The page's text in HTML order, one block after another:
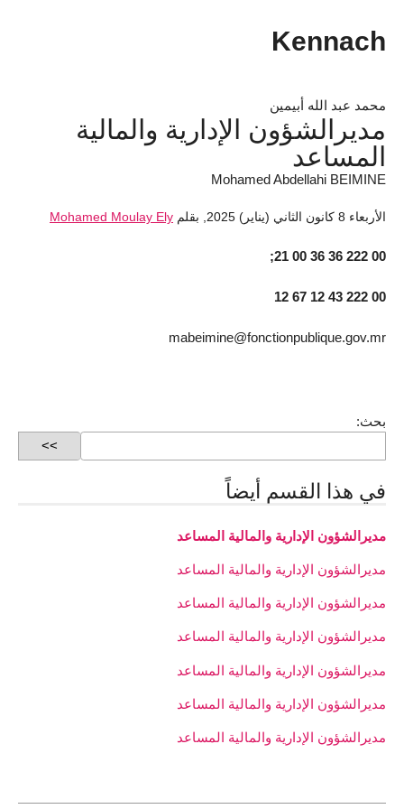
Kennach
محمد عبد الله أبيمين
مديرالشؤون الإدارية والمالية
المساعد
Mohamed Abdellahi BEIMINE
الأربعاء 8 كانون الثاني (يناير) 2025 بقلم Mohamed Moulay Ely
00 222 36 36 00 21;
00 222 43 12 67 12
mabeimine@fonctionpublique.gov.mr
بحث:
في هذا القسم أيضاً
مديرالشؤون الإدارية والمالية المساعد
مديرالشؤون الإدارية والمالية المساعد
مديرالشؤون الإدارية والمالية المساعد
مديرالشؤون الإدارية والمالية المساعد
مديرالشؤون الإدارية والمالية المساعد
مديرالشؤون الإدارية والمالية المساعد
مديرالشؤون الإدارية والمالية المساعد